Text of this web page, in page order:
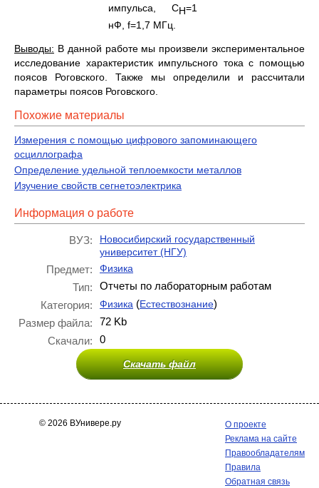
импульса, СH=1
нФ, f=1,7 МГц.
Выводы: В данной работе мы произвели экспериментальное
исследование характеристик импульсного тока с помощью
поясов Роговского. Также мы определили и рассчитали
параметры поясов Роговского.
Похожие материалы
Измерения с помощью цифрового запоминающего
осциллографа
Определение удельной теплоемкости металлов
Изучение свойств сегнетоэлектрика
Информация о работе
ВУЗ:
Новосибирский государственный
университет (НГУ)
Предмет: Физика
Тип:
Отчеты по лабораторным работам
Категория:
Физика (Естествознание)
Размер файла:
72 Kb
Скачали:
0
Скачать файл
© 2026 ВУнивере.ру
О проекте
Реклама на сайте
Правообладателям
Правила
Обратная связь